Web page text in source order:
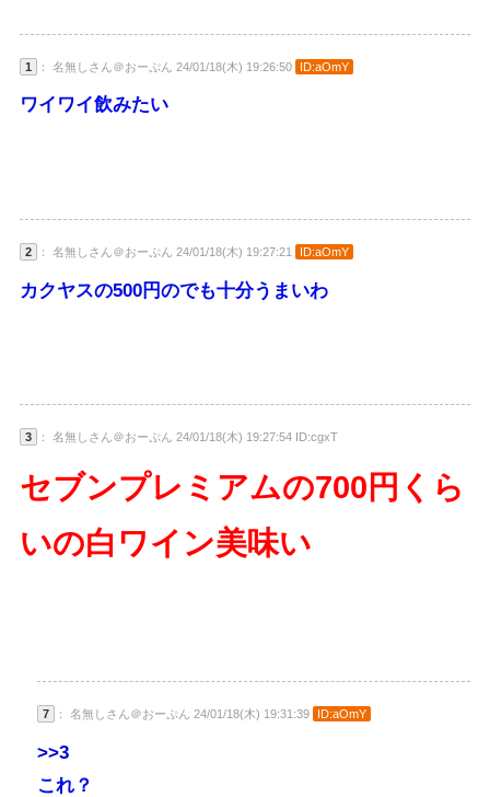
1 ： 名無しさん＠おーぷん 24/01/18(木) 19:26:50 ID:aOmY
ワイワイ飲みたい
2 ： 名無しさん＠おーぷん 24/01/18(木) 19:27:21 ID:aOmY
カクヤスの500円のでも十分うまいわ
3 ： 名無しさん＠おーぷん 24/01/18(木) 19:27:54 ID:cgxT
セブンプレミアムの700円くら
いの白ワイン美味い
7 ： 名無しさん＠おーぷん 24/01/18(木) 19:31:39 ID:aOmY
>>3
これ？